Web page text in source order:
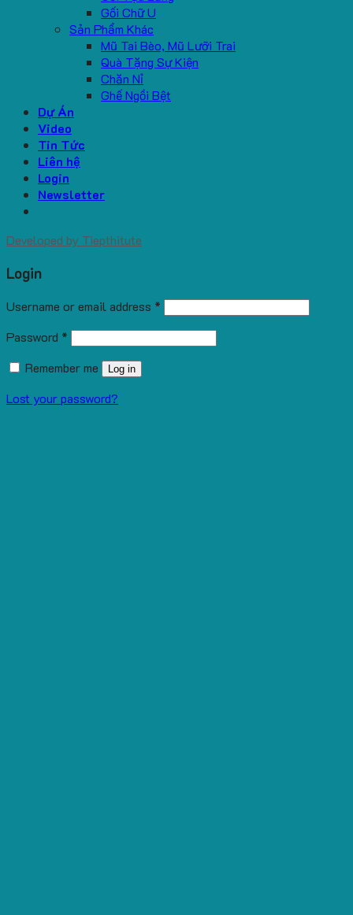
Gối Chữ U
Sản Phẩm Khác
Mũ Tai Bèo, Mũ Lưỡi Trai
Quà Tặng Sự Kiện
Chăn Nỉ
Ghế Ngồi Bệt
Dự Án
Video
Tin Tức
Liên hệ
Login
Newsletter
Developed by Tiepthitute
Login
Username or email address *
Password *
Remember me
Log in
Lost your password?